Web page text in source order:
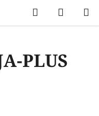
Hledat
KOŠÍK
PLUS